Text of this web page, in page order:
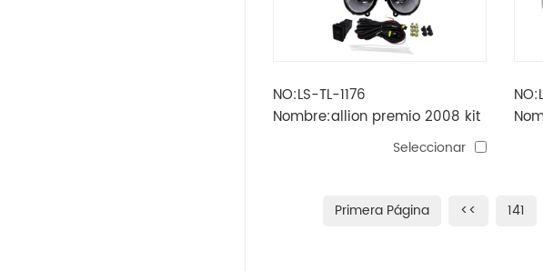
NO:LS-TL-1176
Nombre:allion premio 2008 kit
de faros antiniebla 1Seleccionar
Primera Página << 141